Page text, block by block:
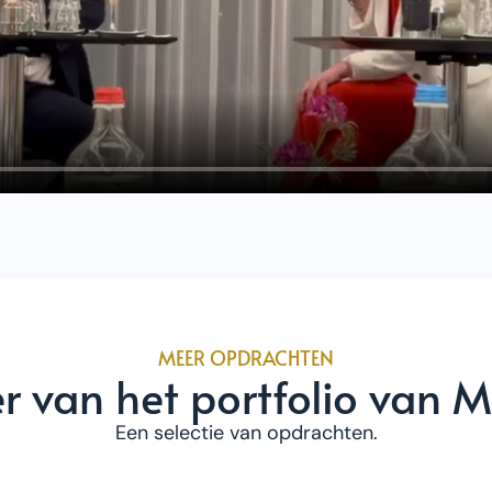
MEER OPDRACHTEN
van het portfolio van
Een selectie van opdrachten.